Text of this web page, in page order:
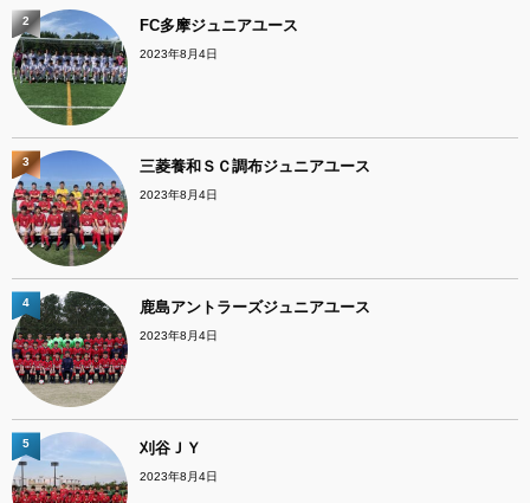
FC多摩ジュニアユース
2023年8月4日
2
三菱養和ＳＣ調布ジュニアユース
2023年8月4日
3
鹿島アントラーズジュニアユース
2023年8月4日
4
刈谷ＪＹ
2023年8月4日
5